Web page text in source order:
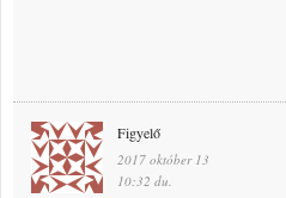
Figyelő
2017 október 13
10:32 du.